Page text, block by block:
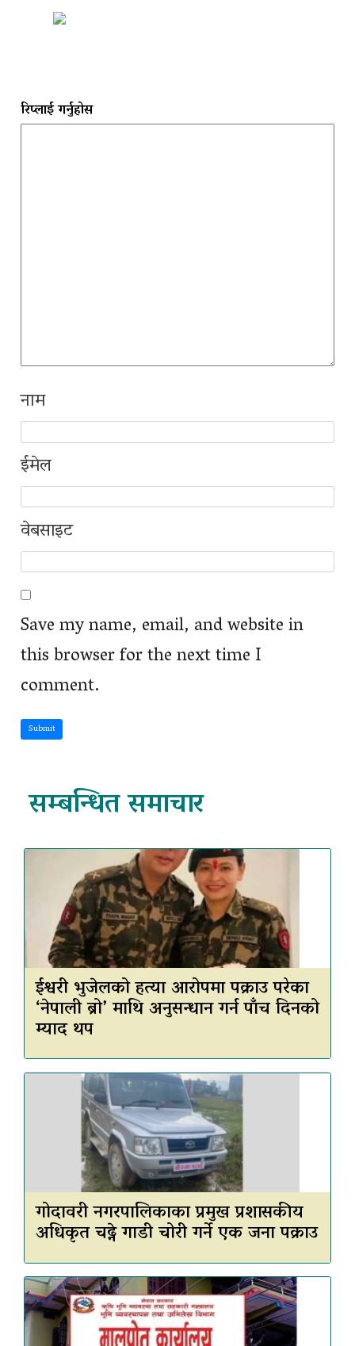
रिप्लाई गर्नुहोस
नाम
ईमेल
वेबसाइट
Save my name, email, and website in
this browser for the next time I
comment.
Submit
सम्बन्धित समाचार
ईश्वरी भुजेलको हत्या आरोपमा पक्राउ परेका
‘नेपाली ब्रो’ माथि अनुसन्धान गर्न पाँच दिनको
म्याद थप
गोदावरी नगरपालिकाका प्रमुख प्रशासकीय
अधिकृत चढ्ने गाडी चोरी गर्ने एक जना पक्राउ